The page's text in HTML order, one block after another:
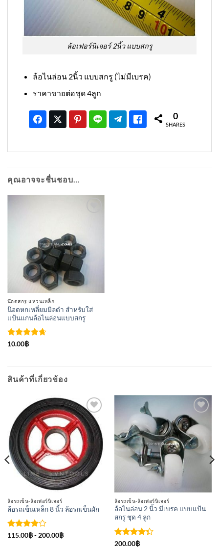
ล้อเฟอร์นิเจอร์ 2นิ้ว แบบสกรู
ล้อไนล่อน 2นิ้ว แบบสกรู (ไม่มีเบรค)
ราคาขายต่อชุด 4ลูก
0
SHARES
คุณอาจจะชื่นชอบ…
รายการ
ที่
ติดตาม
น๊อตสกรู-แหวนเหล็ก
น๊อตหกเหลี่ยมมิลดำ สำหรับใส่
แป้นแกนล้อไนล่อนแบบสกรู
ให้คะแนน
10.00฿
สินค้าที่เกี่ยวข้อง
เพิ่มเข้า
ใน
รายการ
ที่
ติดตาม
ล้อรถเข็น-ล้อเฟอร์นิเจอร์
ล้อรถเข็นเหล็ก 8 นิ้ว ล้อรถเข็นผัก
ให้
115.00฿-200.00฿
เพิ่มเข้า
ใน
รายการ
ที่
ติดตาม
ล้อรถเข็น-ล้อเฟอร์นิเจอร์
ล้อไนล่อน 2 นิ้ว มีเบรค แบบแป้น
สกรู ชุด 4 ลูก
ให้
200.00฿